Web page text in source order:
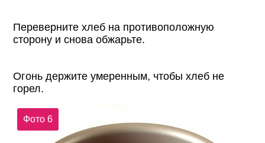
Переверните хлеб на противоположную
сторону и снова обжарьте.
Огонь держите умеренным, чтобы хлеб не
горел.
Фото 6